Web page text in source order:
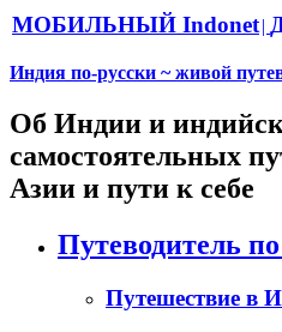
МОБИЛЬНЫЙ Indonet|
Индия по-русски ~ живой
Об Индии и
самостоятельных
Азии и пути к себе
Путеводитель
Путешествие в